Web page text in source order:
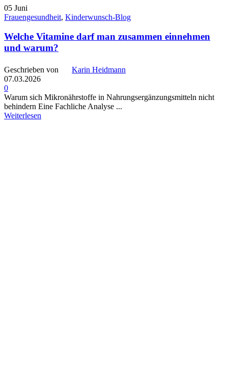
05 Juni
Frauengesundheit, Kinderwunsch-Blog
Welche Vitamine darf man zusammen einnehmen
und warum?
Geschrieben von
Karin Heidmann
07.03.2026
0
Warum sich Mikronährstoffe in Nahrungsergänzungsmitteln nicht
behindern Eine Fachliche Analyse ...
Weiterlesen